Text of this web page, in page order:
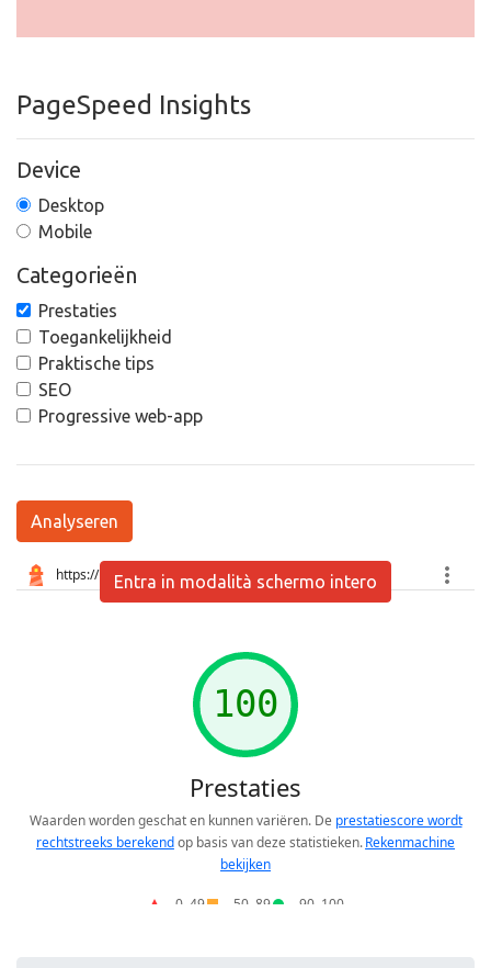
PageSpeed Insights
Device
Desktop
Mobile
Categorieën
Prestaties
Toegankelijkheid
Praktische tips
SEO
Progressive web-app
Analyseren
Entra in modalità schermo intero